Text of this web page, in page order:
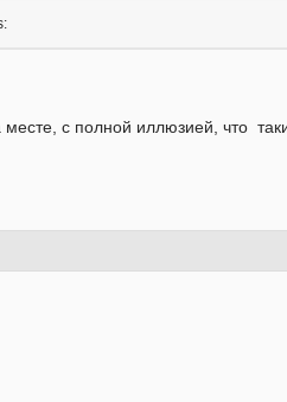
с полной иллюзией, что